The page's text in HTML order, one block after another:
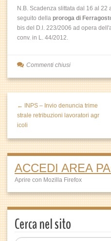
N.B. Scadenza slittata dal 16 al
seguito della proroga di
bis del D.l. 223/2006 ad opera
conv. in L. 44/2012.
Commenti chiusi
← INPS – Invio denuncia trime
strale retribuzioni lavoratori agr
icoli
ACCEDI AREA
Aprire con Mozilla Firefox
Cerca nel sito